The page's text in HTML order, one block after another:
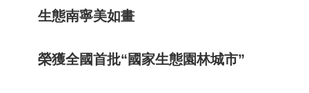
生態南寧美如畫
榮獲全國首批“國家生態園林城市”